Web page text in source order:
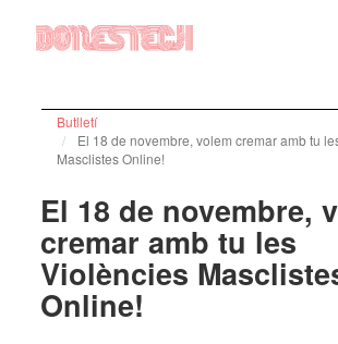
Vés
Butlletí
El 18 de novembre, volem cremar amb tu
Masclistes Online!
El 18 de novembre,
cremar amb tu les
Violències
Online!